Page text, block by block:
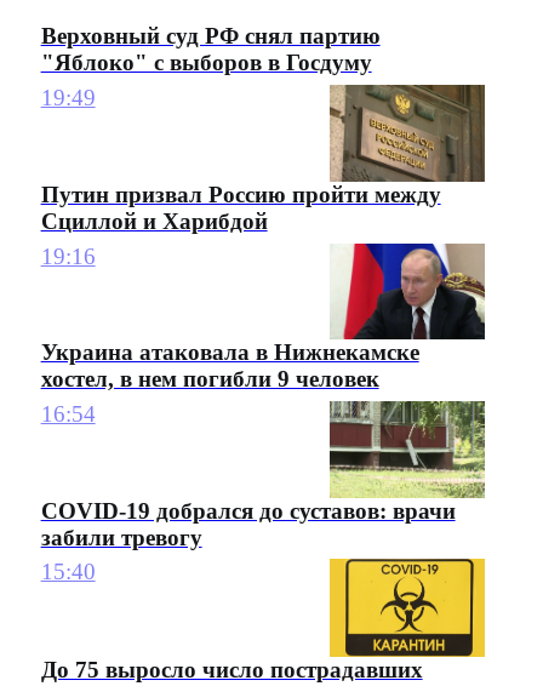
Верховный суд РФ снял партию
"Яблоко" с выборов в Госдуму
19:49
Путин призвал Россию пройти между
Сциллой и Харибдой
19:16
Украина атаковала в Нижнекамске
хостел, в нем погибли 9 человек
16:54
COVID-19 добрался до суставов: врачи
забили тревогу
15:40
До 75 выросло число пострадавших